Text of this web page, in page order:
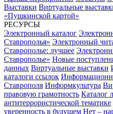
Выставки Виртуальные
«Пушкинской картой»
РЕСУРСЫ
Электронный каталог
Ставрополья» Электронный
Ставрополье: лучшее
Ставрополье» Новые
данных Виртуальные выставки
каталоги ссылок
Ставрополя Информкультура
правовую грамотность Каталог
антитеррористической тематике
уверенность в будущем Нет –